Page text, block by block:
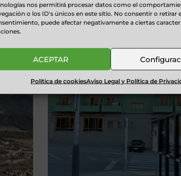
nos permitirá procesar datos como el
o los ID's únicos en este sitio. No consentir o retirar
puede afectar negativamente a ciertas
ACEPTAR
Política de cookiesAviso Legal y Política de
ruta
Rutas Pirineos ...